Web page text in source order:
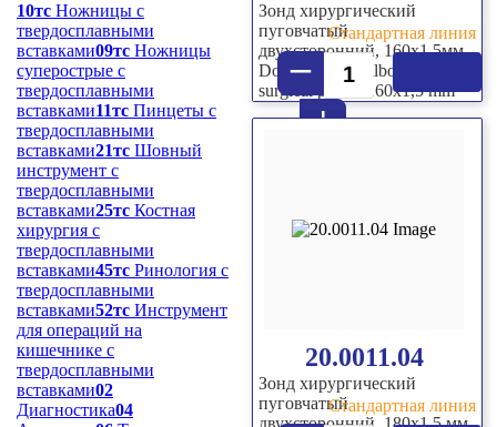
10тс Ножницы с
твердосплавными
вставками09тс Ножницы
суперострые с
твердосплавными
вставками11тс Пинцеты с
твердосплавными
вставками21тс Шовный
инструмент с
твердосплавными
вставками25тс Костная
хирургия с
твердосплавными
вставками45тс Ринология с
твердосплавными
вставками52тс Инструмент
для операций на
кишечнике с
твердосплавными
вставками02
Диагностика04
Зонд хирургический
пуговчатый
двухсторонний, 160х1,5мм
Double sided bulbous-end
surgical probe, 160х1,5 mm
–
+
Стандартная линия
20.0011.04
Зонд хирургический
пуговчатый
двухсторонний, 180х1,5 мм
Стандартная линия